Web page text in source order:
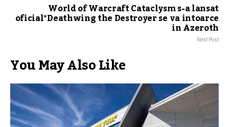
World of Warcraft Cataclysm s-a lansat
oficial*Deathwing the Destroyer se va intoarce
in Azeroth
Next Post
You May Also Like